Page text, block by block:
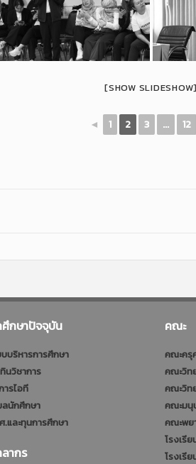
[SHOW SLIDESHOW]
◄ 1 2 3 ... 12
กษาปัจจุบัน
บบริหารการศึกษา
นวิชาการ
ารไอที
ลนักศึกษา
.และทุนการศึกษา
ากร
คณะ
คณะครุ
คณะวิท
คณะวิท
คณะมนุ
คณะพย
โรงเรี
โรงเรี